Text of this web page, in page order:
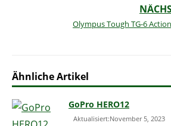
Olympus Tough TG-6
Ähnliche Artikel
GoPro HERO12
Aktualisiert:November 5, 2023